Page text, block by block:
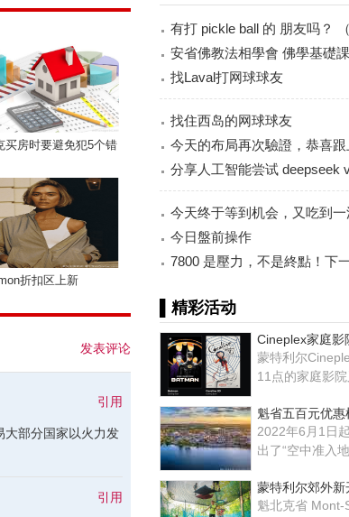
买房时要避免犯5个错
折扣区上新
发表评论
引用
大部分国家以火力发
引用
有打 pickle ball 的 朋友吗？ （
Brossard
安省佛教法相學會 佛學基礎
（第二十八
找Laval打网球球友
找住西岛的网球球友
今天的布局再次驗證，恭喜跟
朋友！
分享人工智能尝试 deepseek
falsh, 据说
今天终于等到机会，又吃到一
线利润！
今日盤前操作
7800 是壓力，不是終點！下
▌精彩活动
Cineplex家庭影
蒙特利尔
11点的家庭影院
魁省五百元优
2022年6月1日
出了“空中准入
蒙特利尔郊外
魁北克省 Mont-